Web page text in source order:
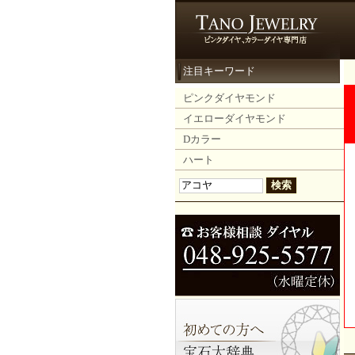
注目キーワード
ピンクダイヤモンド
イエローダイヤモンド
Dカラー
ハート